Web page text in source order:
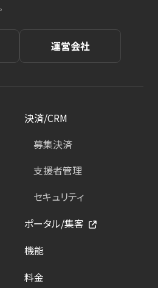
運営会社
決済/CRM
募集決済
支援者管理
セキュリティ
ポータル/集客
機能
料金